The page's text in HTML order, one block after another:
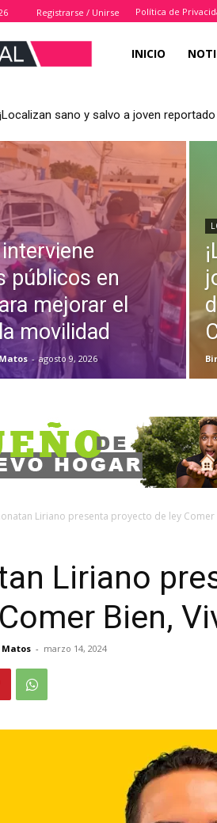
Registrarse / Unirse Política de
INICIO
¡Localizan sano y salvo a joven
públicos en
mejorar el
movilidad
- agosto 9, 2026
Liriano presenta proyecto de ley
Liriano
Bien,
Matos - marzo 14, 2024